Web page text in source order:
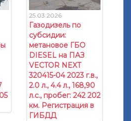
25.03.2026
Газодизель по
субсидии:
метановое ГБО
DIESEL на ПАЗ
VECTOR NEXT
320415-04 2023 г.в.,
2.0 л., 4.4 л., 168,90
л.с., пробег: 242 202
км. Регистрация в
ГИБДД